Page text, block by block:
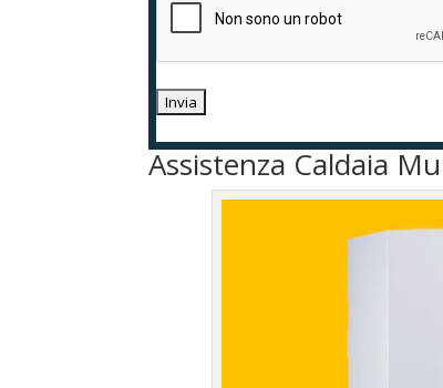
Assistenza Caldaia